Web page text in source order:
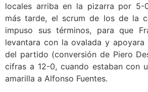
locales arriba en la pizarra por 5-
más tarde, el scrum de los de la
impuso sus términos, para que
levantara con la ovalada y apoyara
del partido (conversión de Piero
cifras a 12-0, cuando estaban con
amarilla a Alfonso Fuentes.